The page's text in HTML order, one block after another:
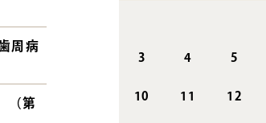
周病
（第
3 4 5
10 11 12